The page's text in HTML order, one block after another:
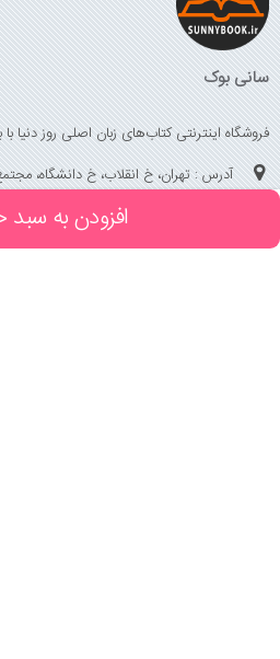
افزودن به سبد
سانی بوک
فروشگاه اینترنتی کتاب‌های زبان اصلی روز دنیا
آدرس : تهران، خ انقلاب، خ دانشگاه، مجتمع
تماس حاصل فرمایید)